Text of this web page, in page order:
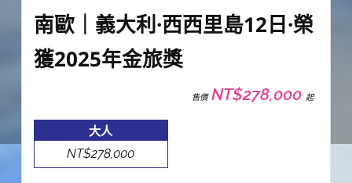
南歐｜義大利·西西里島12日·榮
獲2025年金旅獎
售價NT$278,000起
大人
NT$278,000